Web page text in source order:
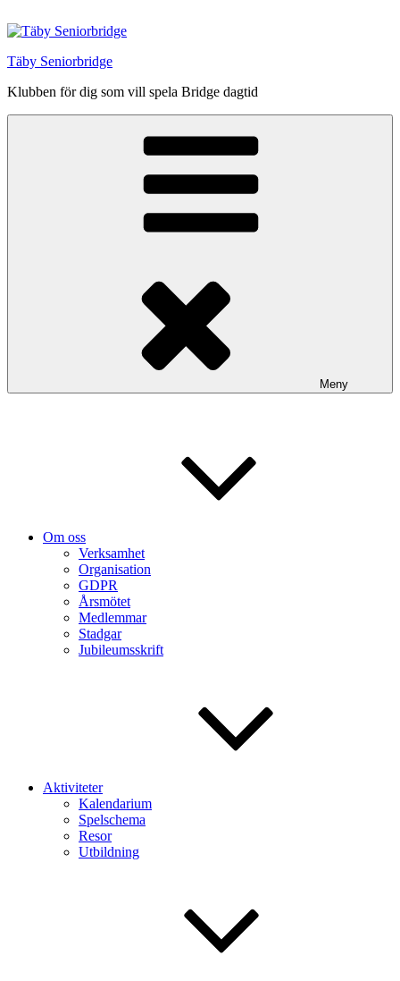
till
Täby Seniorbridge
Klubben för dig som vill spela Bridge dagtid
Meny
Om oss
Verksamhet
Organisation
GDPR
Årsmötet
Medlemmar
Stadgar
Jubileumsskrift
Aktiviteter
Kalendarium
Spelschema
Resor
Utbildning